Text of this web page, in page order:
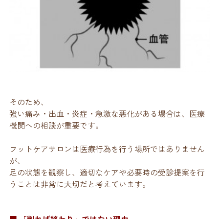
そのため、
強い痛み・出血・炎症・急激な悪化がある場合は、医療
機関への相談が重要です。
フットケアサロンは医療行為を行う場所ではありません
が、
足の状態を観察し、適切なケアや必要時の受診提案を行
うことは非常に大切だと考えています。